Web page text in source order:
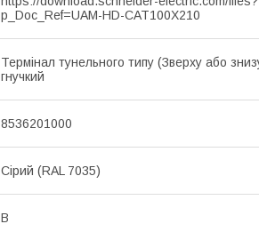
p_Doc_Ref=UAM-HD-CAT100X210
Термінал тунельного типу (Зверху або
гнучкий
8536201000
Сірий (RAL 7035)
B